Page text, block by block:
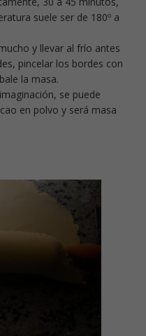
suele ser de 180º a
y llevar al frío antes
pincelar los bordes con
la masa.
se puede
en polvo y será masa